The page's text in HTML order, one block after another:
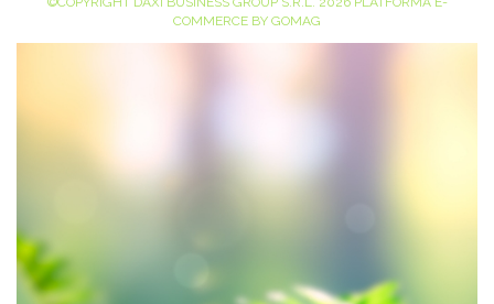
COMMERCE BY GOMAG